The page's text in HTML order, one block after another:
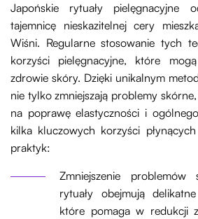
Japońskie rytuały pielęgnacyjne
tajemnicę nieskazitelnej cery
Wiśni. Regularne stosowanie tych
korzyści pielęgnacyjne, które
zdrowie skóry. Dzięki unikalnym
nie tylko zmniejszają problemy
na poprawę elastyczności i
kilka kluczowych korzyści
praktyk:
Zmniejszenie problemów
rytuały obejmują
które pomaga w redukcji